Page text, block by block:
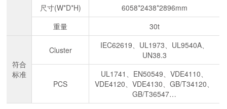
尺寸(W*D*H)
6058*2438*2896mm
重量
30t
符合
标准
Cluster
IEC62619、UL1973、UL9540A、
UN38.3
PCS
UL1741、EN50549、VDE4110、
VDE4120、VDE4130、GB/T34120、
GB/T36547…